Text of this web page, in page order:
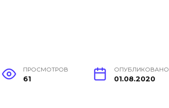
ПРОСМОТРОВ
61
ОПУБЛИКОВАНО
01.08.2020